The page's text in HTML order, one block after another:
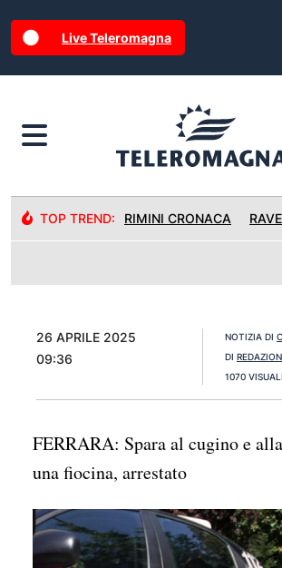
Live Teleromagna
TOP TREND: RIMINI CRONACA
26 APRILE 2025
09:36
NOTIZIA DI
DI
1070
FERRARA: Spara al cugino e
una fiocina, arrestato